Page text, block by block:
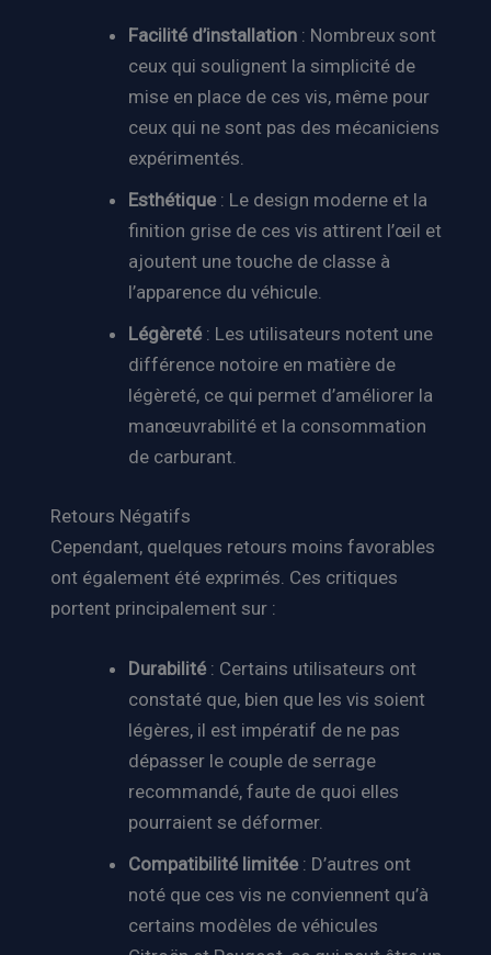
Facilité d’installation: Nombreux sont
ceux qui soulignent la simplicité de
mise en place de ces vis, même pour
ceux qui ne sont pas des mécaniciens
expérimentés.
Esthétique: Le design moderne et la
finition grise de ces vis attirent l’œil et
ajoutent une touche de classe à
l’apparence du véhicule.
Légèreté: Les utilisateurs notent une
différence notoire en matière de
légèreté, ce qui permet d’améliorer la
manœuvrabilité et la consommation
de carburant.
Retours Négatifs
Cependant, quelques retours moins favorables
ont également été exprimés. Ces critiques
portent principalement sur :
Durabilité: Certains utilisateurs ont
constaté que, bien que les vis soient
légères, il est impératif de ne pas
dépasser le couple de serrage
recommandé, faute de quoi elles
pourraient se déformer.
Compatibilité limitée: D’autres ont
noté que ces vis ne conviennent qu’à
certains modèles de véhicules